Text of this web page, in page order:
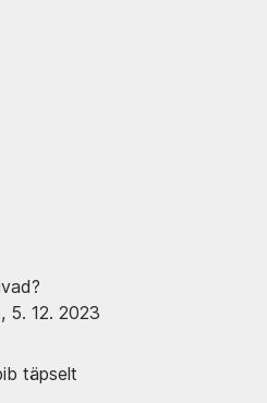
, 5. 12. 2023
täpselt